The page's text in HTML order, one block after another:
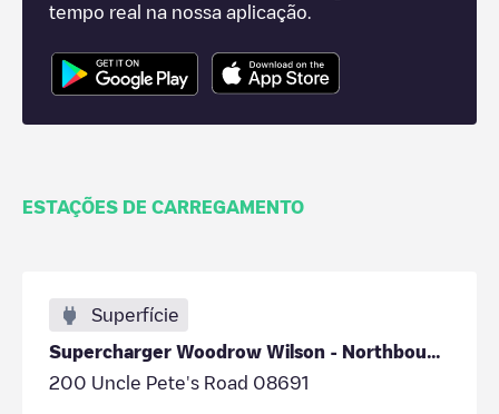
tempo real na nossa aplicação.
ESTAÇÕES DE CARREGAMENTO
Superfície
Supercharger Woodrow Wilson - Northbound, NJ
200 Uncle Pete's Road 08691